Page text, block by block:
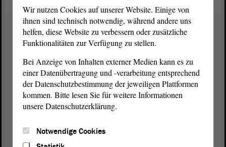
Hauptthema für die Menschen vor Ort.
Deswegen bitte ich darum, auch bei allem
Verständnis für einzelne Abgeordnete, die dazu
richtiger-weise immer wieder Fragen gestellt haben,
die rechtliche Lage und das Ergebnis zu betrachten.
Das ist ein Ergebnis bzw. eine Variante, die so vor
einigen Jahren noch nicht zur Verfügung stand.
zu genehmigen ist und was nicht. Und es wurde
Wir nutzen Cookies auf unserer Website. Einige von
ihnen sind technisch notwendig, während andere uns
helfen, diese Website zu verbessern oder zusätzliche
Funktionalitäten zur Verfügung zu stellen.
Bei Anzeige von Inhalten externer Medien kann es zu
einer Datenübertragung und -verarbeitung entsprechend
der Datenschutzbestimmung der jeweiligen Plattformen
kommen. Bitte lesen Sie für weitere Informationen
unsere Datenschutzerklärung.
Notwendige Cookies